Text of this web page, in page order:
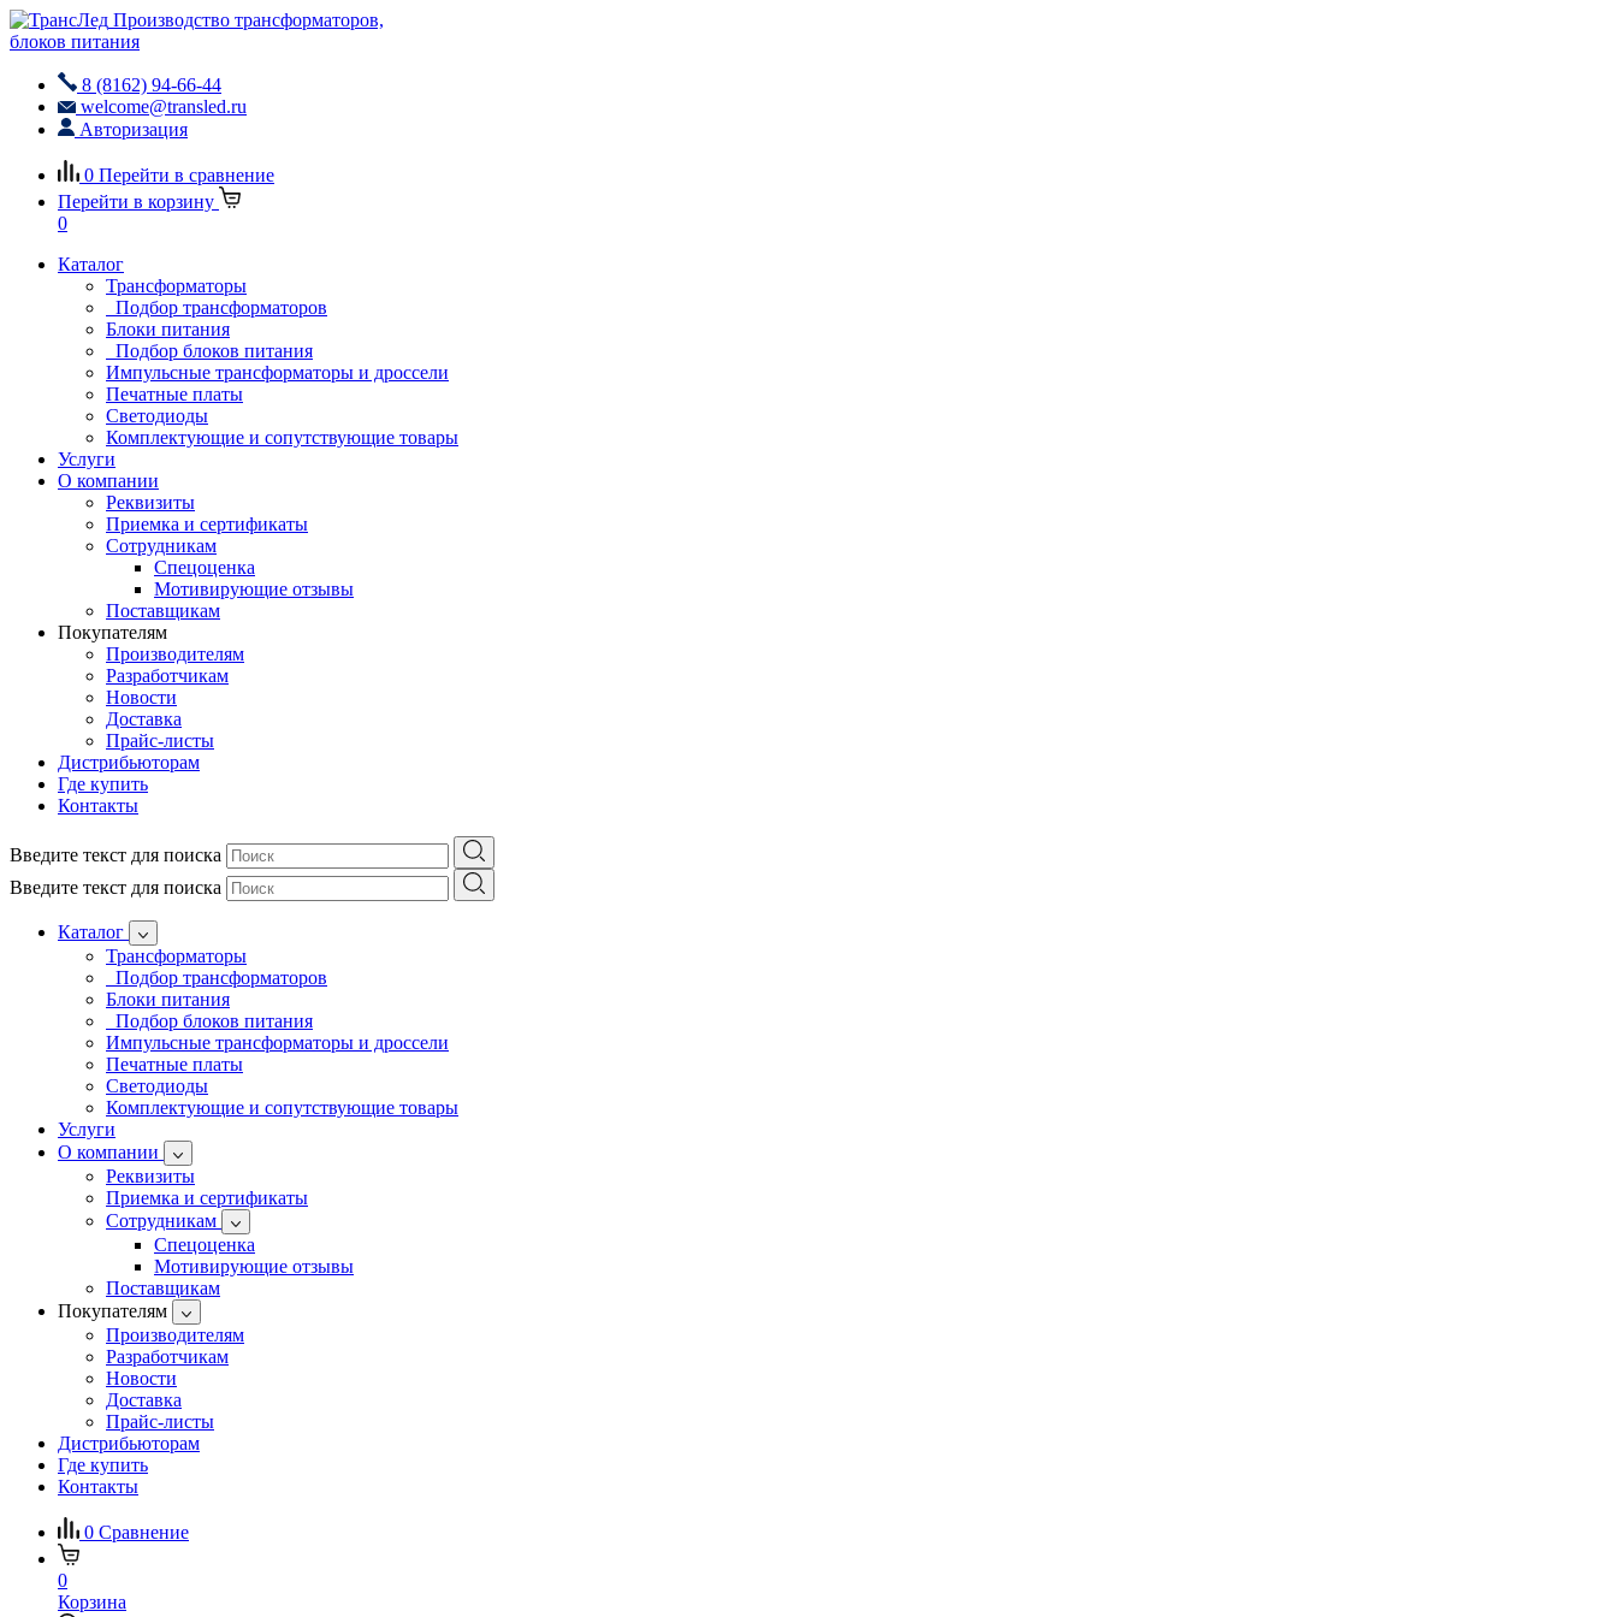
Производство трансформаторов,
блоков питания
8 (8162) 94-66-44
welcome@transled.ru
Авторизация
0 Перейти в сравнение
Перейти в корзину
0
Каталог
Трансформаторы
Подбор трансформаторов
Блоки питания
Подбор блоков питания
Импульсные трансформаторы и дроссели
Печатные платы
Светодиоды
Комплектующие и сопутствующие товары
Услуги
О компании
Реквизиты
Приемка и сертификаты
Сотрудникам
Спецоценка
Мотивирующие отзывы
Поставщикам
Покупателям
Производителям
Разработчикам
Новости
Доставка
Прайс-листы
Дистрибьюторам
Где купить
Контакты
Введите текст для поиска
Введите текст для поиска
Каталог
Трансформаторы
Подбор трансформаторов
Блоки питания
Подбор блоков питания
Импульсные трансформаторы и дроссели
Печатные платы
Светодиоды
Комплектующие и сопутствующие товары
Услуги
О компании
Реквизиты
Приемка и сертификаты
Сотрудникам
Спецоценка
Мотивирующие отзывы
Поставщикам
Покупателям
Производителям
Разработчикам
Новости
Доставка
Прайс-листы
Дистрибьюторам
Где купить
Контакты
0 Сравнение
0
Корзина